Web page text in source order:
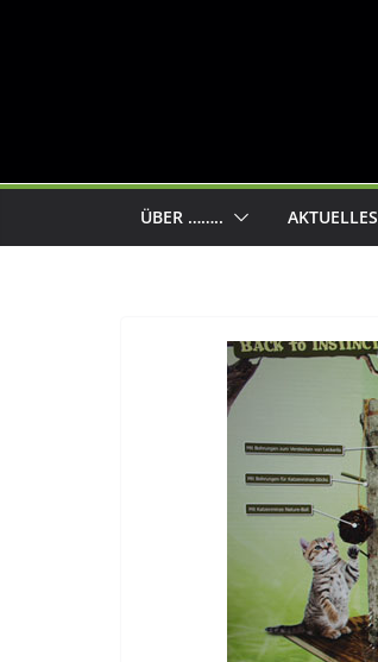
ÜBER …….. AKTUELLES